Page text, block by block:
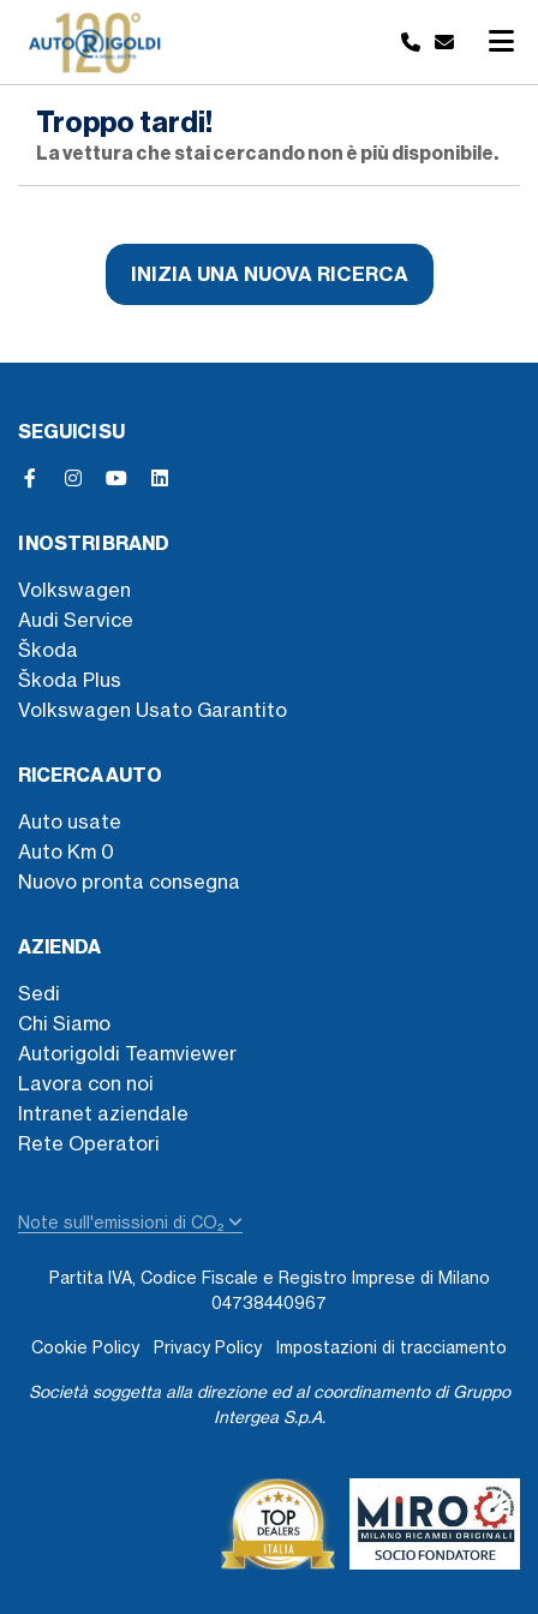
Troppo tardi!
La vettura che stai cercando non è più disponibile.
INIZIA UNA NUOVA RICERCA
SEGUICI SU
I NOSTRI BRAND
Volkswagen
Audi Service
Škoda
Škoda Plus
Volkswagen Usato Garantito
RICERCA AUTO
Auto usate
Auto Km 0
Nuovo pronta consegna
AZIENDA
Sedi
Chi Siamo
Autorigoldi Teamviewer
Lavora con noi
Intranet aziendale
Rete Operatori
Note sull'emissioni di CO₂
Partita IVA, Codice Fiscale e Registro Imprese di Milano
04738440967
Cookie Policy Privacy Policy Impostazioni di tracciamento
Società soggetta alla direzione ed al coordinamento di Gruppo
Intergea S.p.A.